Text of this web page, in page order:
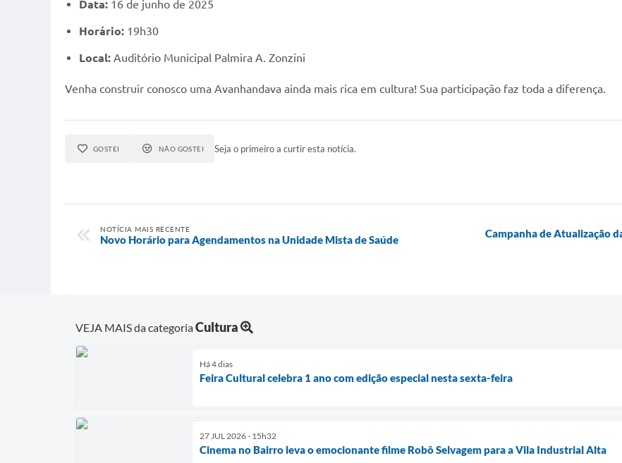
Data: 16 de junho de 2025
Horário: 19h30
Local: Auditório Municipal Palmira A. Zonzini
Venha construir conosco uma Avanhandava ainda mais rica em cultura! Sua participação faz toda a diferença.
GOSTEI NÃO GOSTEI Seja o primeiro a curtir esta notícia.
NOTÍCIA MAIS RECENTE
Novo Horário para Agendamentos na Unidade Mista de Saúde
Campanha de Atualização
VEJA MAIS da categoriaCultura
Há 4 dias
Feira Cultural celebra 1 ano com edição especial nesta sexta-feira
27 JUL 2026 - 15h32
Cinema no Bairro leva o emocionante filme Robô Selvagem para a Vila Industrial Alta